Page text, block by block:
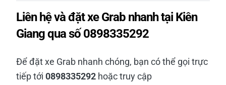
Liên hệ và đặt xe Grab nhanh tại Kiên
Giang qua số 0898335292
Để đặt xe Grab nhanh chóng, bạn có thể gọi trực
tiếp tới 0898335292 hoặc truy cập